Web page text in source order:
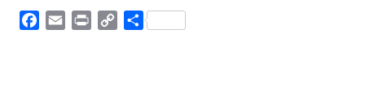
Facebook
Email Print
CopyPartager